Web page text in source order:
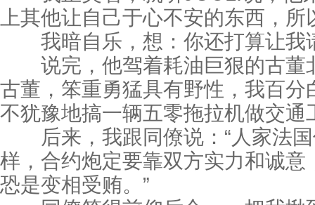
上其他让自己于心不安的东西，
我暗自乐，想：你还打算让我
说完，他驾着耗油巨狠的古董
古董，笨重勇猛具有野性，我百
不犹豫地搞一辆五零拖拉机做交通
后来，我跟同僚说：“人家法国
样，合约炮定要靠双方实力和诚
恐是变相受贿。”